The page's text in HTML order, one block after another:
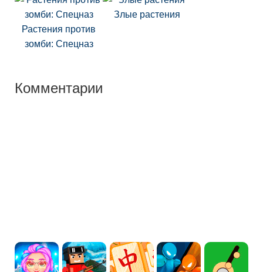
Растения против
зомби: Спецназ
Злые растения
Комментарии